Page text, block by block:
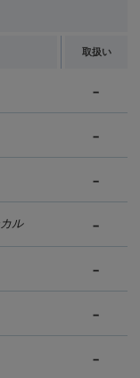
取扱い
ル